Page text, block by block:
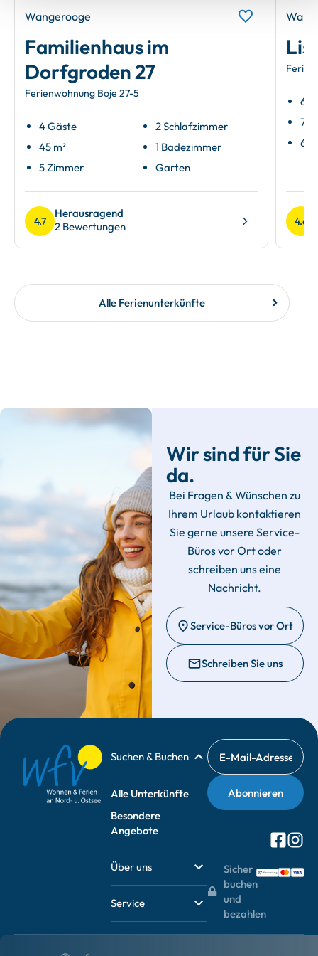
Wangerooge
Familienhaus im
Dorfgroden 27
Ferienwohnung Boje 27-5
4 Gäste
45 m²
5 Zimmer
2 Schlafzimmer
1 Badezimmer
Garten
4.7
Herausragend
2 Bewertungen
6
72
6
4.6
Alle Ferienunterkünfte
Wir sind für Sie
da.
Bei Fragen & Wünschen zu
Ihrem Urlaub kontaktieren
Sie gerne unsere Service-
Büros vor Ort oder
schreiben uns eine
Nachricht.
Service-Büros vor Ort
Schreiben Sie uns
Suchen & Buchen
Alle Unterkünfte
Besondere
Angebote
Über uns
Service
Sicher
buchen
und
bezahlen